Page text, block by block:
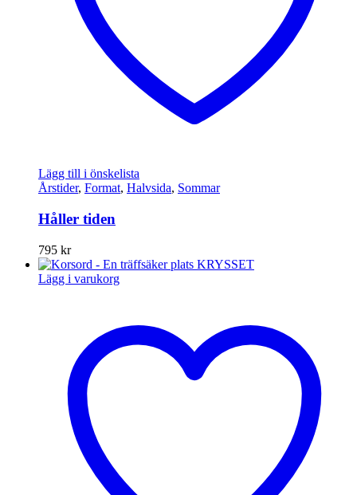
Lägg till i önskelista
Årstider, Format, Halvsida, Sommar
Håller tiden
795 kr
Lägg i varukorg